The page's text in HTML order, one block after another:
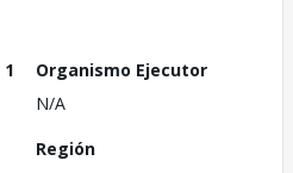
1
Organismo Ejecutor
N/A
Región